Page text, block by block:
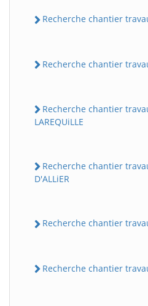
Recherche chantier
Recherche chantier
Recherche chantier
LAREQUiLLE
Recherche chantier
D'ALLiER
Recherche chantier
Recherche chantier